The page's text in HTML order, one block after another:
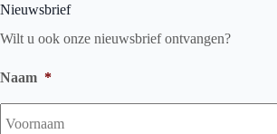
Nieuwsbrief
Wilt u ook onze nieuwsbrief ontvangen?
Naam *